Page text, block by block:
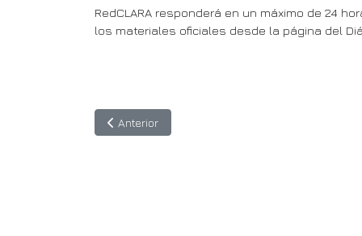
RedCLARA responderá en un máximo de 24
los materiales oficiales desde la página del
Artículo anterior: Perú se conecta al futuro
Anterior